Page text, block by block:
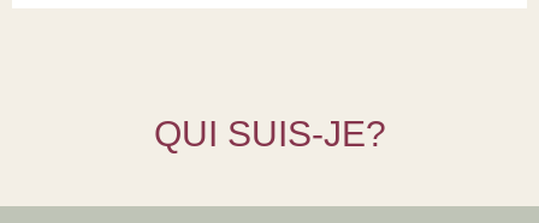
QUI SUIS-JE?